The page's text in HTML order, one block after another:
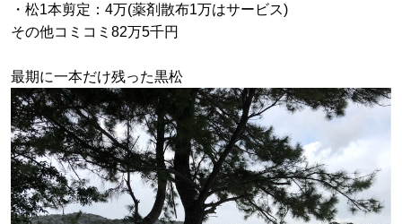
・松1本剪定：4万(薬剤散布1万はサービス)
その他コミコミ82万5千円
最期に一本だけ残った黒松